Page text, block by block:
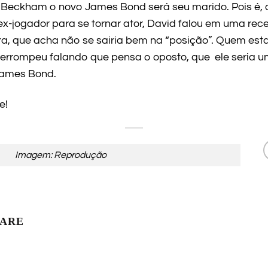
o novo James Bond será seu marido. Pois
jogador para se tornar ator, David falou em uma
que acha não se sairia bem na “posição”. Quem
falando que pensa o oposto, que ele seria
Bond.
Imagem: Reprodução